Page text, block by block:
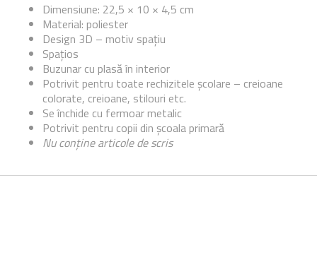
Dimensiune: 22,5 × 10 × 4,5 cm
Material: poliester
Design 3D – motiv spațiu
Spațios
Buzunar cu plasă în interior
Potrivit pentru toate rechizitele școlare – creioane
colorate, creioane, stilouri etc.
Se închide cu fermoar metalic
Potrivit pentru copii din școala primară
Nu conține articole de scris